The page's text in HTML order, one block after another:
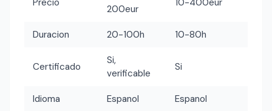
Precio
200eur
10-400eur
Duracion 20-100h 10-80h
Certificado
Si,
verificable
Si
Idioma Espanol Espanol